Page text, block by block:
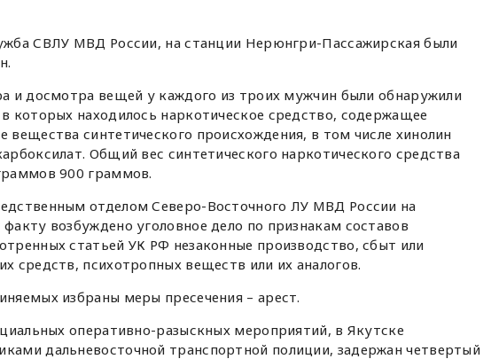
СВЛУ МВД России, на станции Нерюнгри-Пассажирская были
и досмотра вещей у каждого из троих мужчин были обнаружили
которых находилось наркотическое средство, содержащее
вещества синтетического происхождения, в том числе хинолин
Общий вес синтетического наркотического средства
900 граммов.
отделом Северо-Восточного ЛУ МВД России на
возбуждено уголовное дело по признакам составов
статьей УК РФ незаконные производство, сбыт или
средств, психотропных веществ или их аналогов.
избраны меры пресечения – арест.
оперативно-разыскных мероприятий, в Якутске
дальневосточной транспортной полиции, задержан четвертый